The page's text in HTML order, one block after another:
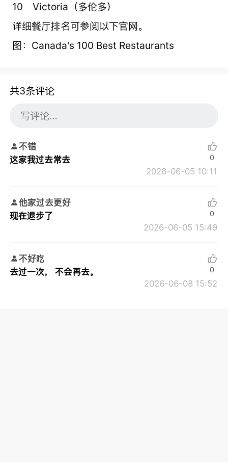
10 Victoria（多伦多）
详细餐厅排名可参阅以下官网。
图：Canada's 100 Best Restaurants
共3条评论
不错
这家我过去常去
2026-06-05 10:11
0
他家过去更好
现在退步了
2026-06-05 15:49
0
不好吃
去过一次， 不会再去。
2026-06-08 15:52
0